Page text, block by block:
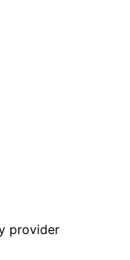
provider